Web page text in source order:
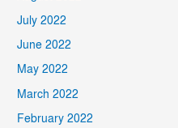
July 2022
June 2022
May 2022
March 2022
February 2022